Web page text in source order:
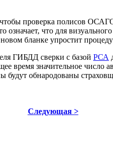
проверка полисов
что для
бланке упростит
ГИБДД сверки с базой РСА
время значительное число
обнародованы
Следующая >